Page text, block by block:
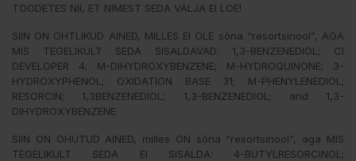
TOODETES NII, ET NIMEST SEDA VÄLJA EI LOE!
SIIN ON OHTLIKUD AINED, MILLES EI OLE sõna “resortsinool”, AGA
MIS TEGELIKULT SEDA SISALDAVAD: 1,3-BENZENEDIOL; CI
DEVELOPER 4; M-DIHYDROXYBENZENE; M-HYDROQUINONE; 3-
HYDROXYPHENOL; OXIDATION BASE 31; M-PHENYLENEDIOL;
RESORCIN; 1,3BENZENEDIOL; 1,3-BENZENEDIOL; and 1,3-
DIHYDROXYBENZENE
SIIN ON OHUTUD AINED, milles ON sõna “resortsinool”, aga MIS
TEGELIKULT SEDA EI SISALDA: 4-BUTYLRESORCINOL;